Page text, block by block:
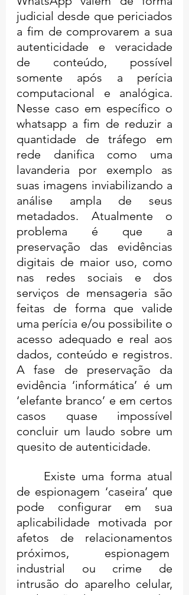
judicial desde que periciados
a fim de comprovarem a sua
autenticidade e veracidade
de conteúdo, possível
somente após a perícia
computacional e analógica.
Nesse caso em específico o
whatsapp a fim de reduzir a
quantidade de tráfego em
rede danifica como uma
lavanderia por exemplo as
suas imagens inviabilizando a
análise ampla de seus
metadados. Atualmente o
problema é que a
preservação das evidências
digitais de maior uso, como
nas redes sociais e dos
serviços de mensageria são
feitas de forma que valide
uma perícia e/ou possibilite o
acesso adequado e real aos
dados, conteúdo e registros.
A fase de preservação da
evidência ‘informática’ é um
‘elefante branco’ e em certos
casos quase impossível
concluir um laudo sobre um
quesito de autenticidade.
de espionagem ‘caseira’ que
pode configurar em sua
aplicabilidade motivada por
afetos de relacionamentos
próximos, espionagem
industrial ou crime de
intrusão do aparelho celular,